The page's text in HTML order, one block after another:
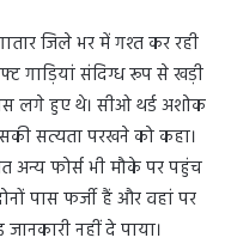
जिले भर में गश्त कर रही
गाड़ियां संदिग्ध रूप से खड़ी
लगे हुए थे। सीओ थर्ड अशोक
सत्यता परखने को कहा।
अन्य फोर्स भी मौके पर पहुंच
पास फर्जी हैं और वहां पर
नहीं दे पाया।